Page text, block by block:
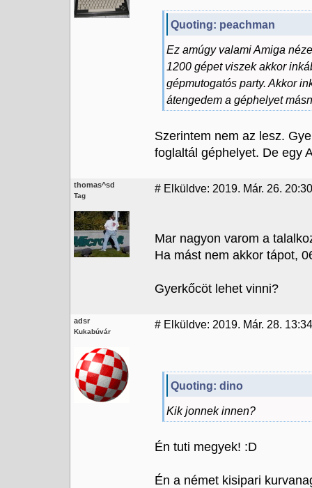
Quoting: peachman
Ez amúgy valami Amiga
1200 gépet viszek akkor
gépmutogatós party. Akkor
átengedem a géphelyet
Szerintem nem az lesz.
foglaltál géphelyet. De egy
thomas^sd
Tag
# Elküldve: 2019. Már. 26. 20:30
Mar nagyon varom a
Ha mást nem akkor tápot,
Gyerkőcöt lehet vinni?
adsr
Kukabúvár
# Elküldve: 2019. Már. 28. 13:34
Quoting: dino
Kik jonnek innen?
Én tuti megyek! :D
Én a német kisipari